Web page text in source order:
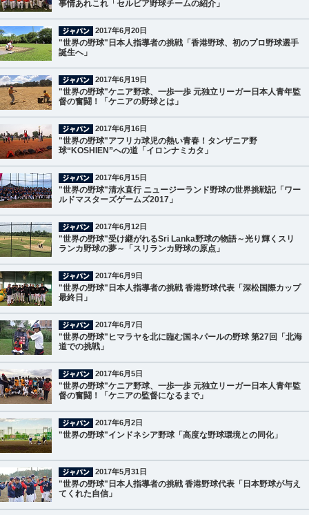
事情あれこれ「セルビア野球チームの紹介」
2017年6月20日
"世界の野球"日本人指導者の挑戦「香港野球、初のプロ野球選手
誕生へ」
2017年6月19日
"世界の野球"ケニア野球、一歩一歩 元独立リーガー日本人青年監
督の奮闘！「ケニアの野球とは」
2017年6月16日
"世界の野球"アフリカ球児の熱い青春！タンザニア野
球“KOSHIEN”への道「イロンナミカタ」
2017年6月15日
"世界の野球"清水直行 ニュージーランド野球の世界挑戦記「ワー
ルドマスターズゲームズ2017」
2017年6月12日
"世界の野球"受け継がれるSri Lanka野球の物語～光り輝くスリ
ランカ野球の夢～「スリランカ野球の原点」
2017年6月9日
"世界の野球"日本人指導者の挑戦 香港野球代表「深松国際カップ
最終日」
2017年6月7日
"世界の野球"ヒマラヤを北に臨む国ネパールの野球 第27回「北海
道での挑戦」
2017年6月5日
"世界の野球"ケニア野球、一歩一歩 元独立リーガー日本人青年監
督の奮闘！「ケニアの監督になるまで」
2017年6月2日
"世界の野球"インドネシア野球「高度な野球環境との同化」
2017年5月31日
"世界の野球"日本人指導者の挑戦 香港野球代表「日本野球が与え
てくれた自信」